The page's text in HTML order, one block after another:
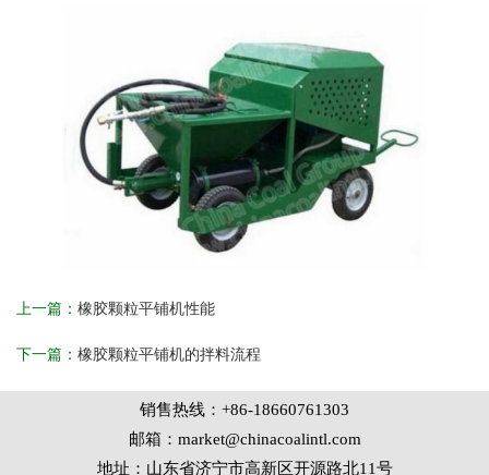
上一篇： 橡胶颗粒平铺机性能
下一篇： 橡胶颗粒平铺机的拌料流程
销售热线：+86-18660761303
邮箱：market@chinacoalintl.com
地址：山东省济宁市高新区开源路北11号